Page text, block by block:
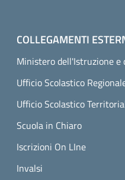
COLLEGAMENTI
Ministero dell'Istruzione e
Ufficio Scolastico
Ufficio Scolastico
Scuola in Chiaro
Iscrizioni On LIne
Invalsi